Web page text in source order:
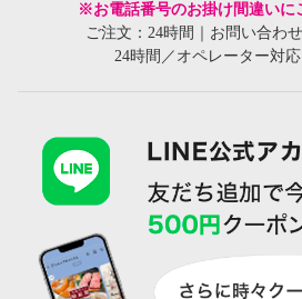
※お電話番号のお掛け間違いに
ご注文：24時間｜お問い合わ
24時間／オペレーター対応